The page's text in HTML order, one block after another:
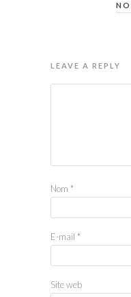
LEAVE A REPLY
Nom *
E-mail *
Site web